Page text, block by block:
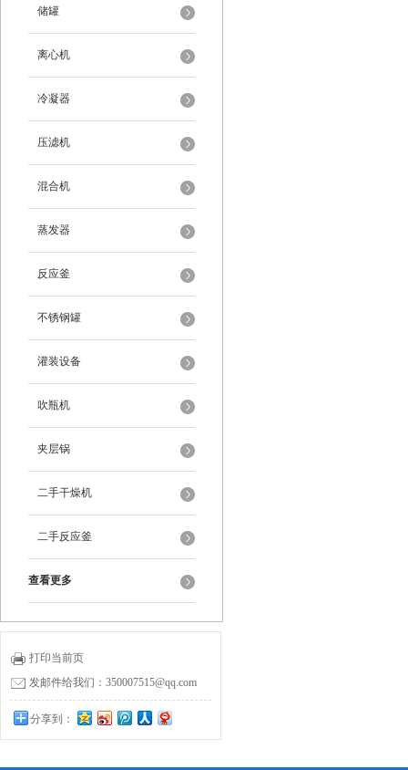
储罐
离心机
冷凝器
压滤机
混合机
蒸发器
反应釜
不锈钢罐
灌装设备
吹瓶机
夹层锅
二手干燥机
二手反应釜
查看更多
打印当前页
发邮件给我们：350007515@qq.com
分享到：